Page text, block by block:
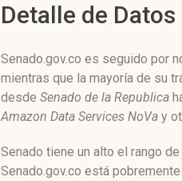
Detalle de
Senado.gov.co es seguido por
mientras que la mayoría de su
desde Senado de la Republica
Amazon Data Services NoVa y
Senado tiene un alto el rango
Senado.gov.co está